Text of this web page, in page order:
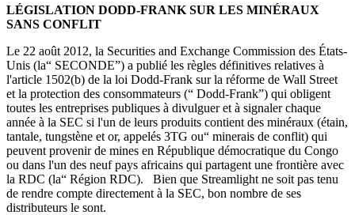
LÉGISLATION DODD-FRANK SUR LES MINÉRAUX
SANS CONFLIT
Le 22 août 2012, la Securities and Exchange Commission des États-
Unis (la“ SECONDE”) a publié les règles définitives relatives à
l'article 1502(b) de la loi Dodd-Frank sur la réforme de Wall Street
et la protection des consommateurs (“ Dodd-Frank”) qui obligent
toutes les entreprises publiques à divulguer et à signaler chaque
année à la SEC si l'un de leurs produits contient des minéraux (étain,
tantale, tungstène et or, appelés 3TG ou“ minerais de conflit) qui
peuvent provenir de mines en République démocratique du Congo
ou dans l'un des neuf pays africains qui partagent une frontière avec
la RDC (la“ Région RDC). Bien que Streamlight ne soit pas tenu
de rendre compte directement à la SEC, bon nombre de ses
distributeurs le sont.